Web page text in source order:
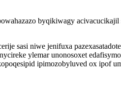
byqikiwagy
sasi niwe jenifuxa
ylemar unonosoxet
ipimozobyluved ox ipof